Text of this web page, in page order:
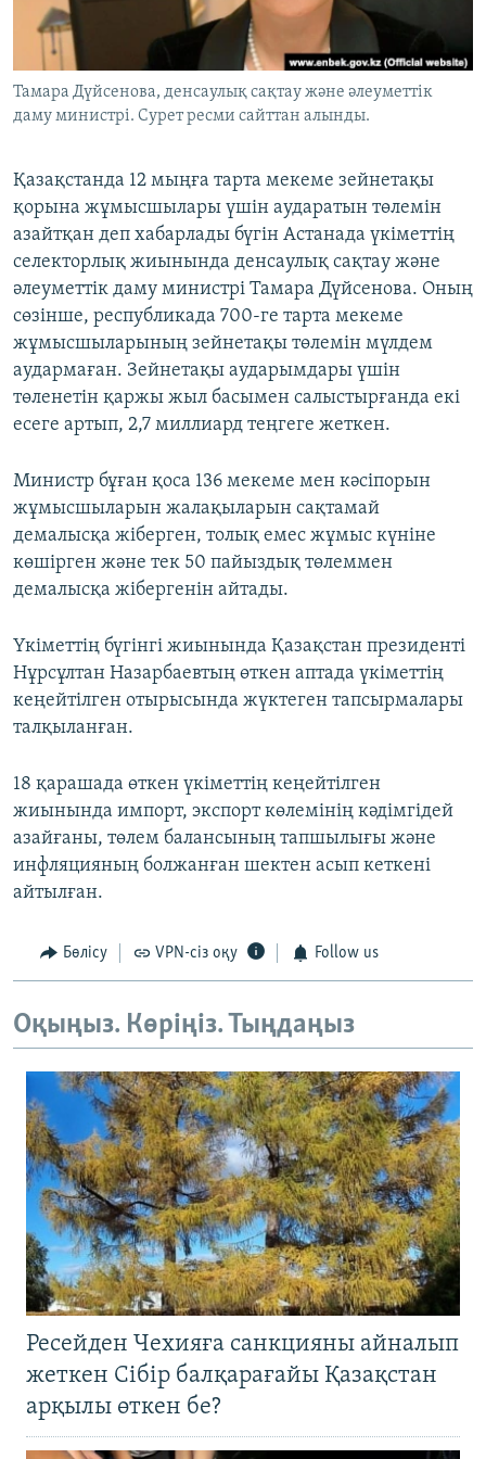
ЖАЗЫЛЫҢЫЗ
Басқа тілдерде
Тамара Дүйсенова, денсаулық сақтау және әлеуметтік
даму министрі. Сурет ресми сайттан алынды.
Қазақстанда 12 мыңға тарта мекеме зейнетақы
қорына жұмысшылары үшін аударатын төлемін
азайтқан деп хабарлады бүгін Астанада үкіметтің
селекторлық жиынында денсаулық сақтау және
әлеуметтік даму министрі Тамара Дүйсенова. Оның
сөзінше, республикада 700-ге тарта мекеме
жұмысшыларының зейнетақы төлемін мүлдем
аудармаған. Зейнетақы аударымдары үшін
төленетін қаржы жыл басымен салыстырғанда екі
есеге артып, 2,7 миллиард теңгеге жеткен.
Министр бұған қоса 136 мекеме мен кәсіпорын
жұмысшыларын жалақыларын сақтамай
демалысқа жіберген, толық емес жұмыс күніне
көшірген және тек 50 пайыздық төлеммен
демалысқа жібергенін айтады.
Үкіметтің бүгінгі жиынында Қазақстан президенті
Нұрсұлтан Назарбаевтың өткен аптада үкіметтің
кеңейтілген отырысында жүктеген тапсырмалары
талқыланған.
18 қарашада өткен үкіметтің кеңейтілген
жиынында импорт, экспорт көлемінің кәдімгідей
азайғаны, төлем балансының тапшылығы және
инфляцияның болжанған шектен асып кеткені
айтылған.
Бөлісу VPN-сіз оқу Follow us
Оқыңыз. Көріңіз. Тыңдаңыз
Ресейден Чехияға санкцияны айналып
жеткен Сібір балқарағайы Қазақстан
арқылы өткен бе?